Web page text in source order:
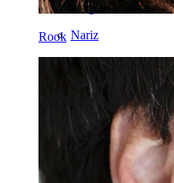
Rook
Língua
Nariz
Barbell
Rook
Ferradura